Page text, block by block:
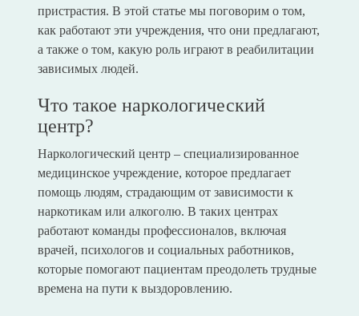
пристрастия. В этой статье мы поговорим о том,
как работают эти учреждения, что они предлагают,
а также о том, какую роль играют в реабилитации
зависимых людей.
Что такое наркологический
центр?
Наркологический центр – специализированное
медицинское учреждение, которое предлагает
помощь людям, страдающим от зависимости к
наркотикам или алкоголю. В таких центрах
работают команды профессионалов, включая
врачей, психологов и социальных работников,
которые помогают пациентам преодолеть трудные
времена на пути к выздоровлению.